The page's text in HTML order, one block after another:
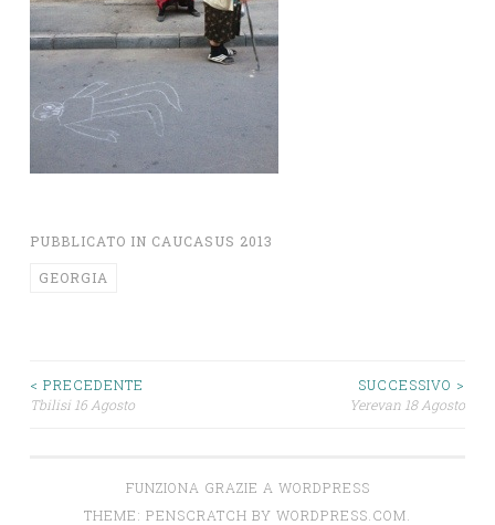
PUBBLICATO IN CAUCASUS 2013
GEORGIA
Navigazione
< PRECEDENTE
Tbilisi 16 Agosto
SUCCESSIVO >
Yerevan 18 Agosto
FUNZIONA GRAZIE A WORDPRESS
THEME: PENSCRATCH BY WORDPRESS.COM